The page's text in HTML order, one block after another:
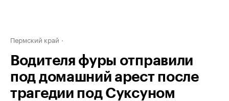
Пермский край
Водителя фуры отправили
под домашний арест после
трагедии под Суксуном